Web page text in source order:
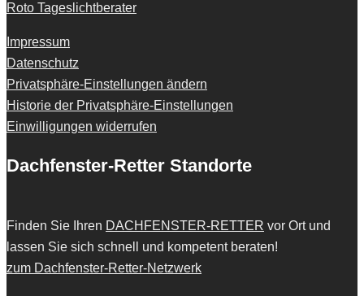
Roto Tageslichtberater
Impressum
Datenschutz
Privatsphäre-Einstellungen ändern
Historie der Privatsphäre-Einstellungen
Einwilligungen widerrufen
Dachfenster-Retter Standorte
Finden Sie Ihren DACHFENSTER-RETTER vor Ort und
lassen Sie sich schnell und kompetent beraten!
zum Dachfenster-Retter-Netzwerk